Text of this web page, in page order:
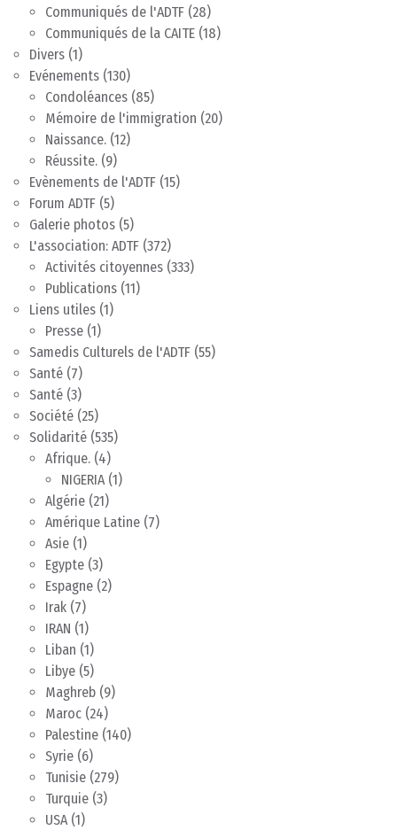
Communiqués de l'ADTF (28)
Communiqués de la CAITE (18)
Divers (1)
Evénements (130)
Condoléances (85)
Mémoire de l'immigration (20)
Naissance. (12)
Réussite. (9)
Evènements de l'ADTF (15)
Forum ADTF (5)
Galerie photos (5)
L'association: ADTF (372)
Activités citoyennes (333)
Publications (11)
Liens utiles (1)
Presse (1)
Samedis Culturels de l'ADTF (55)
Santé (7)
Santé (3)
Société (25)
Solidarité (535)
Afrique. (4)
NIGERIA(1)
Algérie (21)
Amérique Latine (7)
Asie (1)
Egypte (3)
Espagne (2)
Irak (7)
IRAN (1)
Liban (1)
Libye (5)
Maghreb (9)
Maroc (24)
Palestine (140)
Syrie (6)
Tunisie (279)
Turquie (3)
USA(1)